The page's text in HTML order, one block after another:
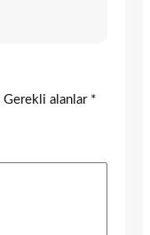
Gerekli alanlar *